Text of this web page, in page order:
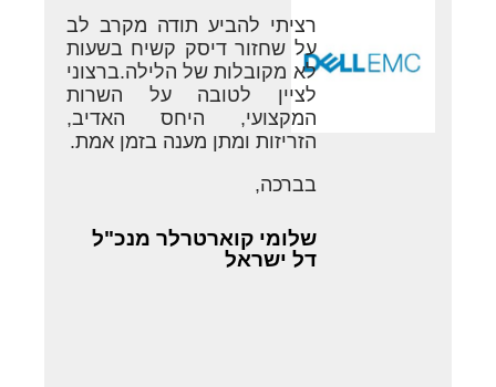
רציתי להביע תודה מקרב לב
על שחזור דיסק קשיח בשעות
לא מקובלות של הלילה.ברצוני
לציין לטובה על השרות
המקצועי, היחס האדיב,
הזריזות ומתן מענה בזמן אמת.
בברכה,
שלומי קוארטרלר מנכ"ל
דל ישראל